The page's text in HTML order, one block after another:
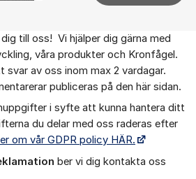
till oss! Vi hjälper dig gärna med
våra produkter och Kronfågel.
svar av oss inom max 2 vardagar.
publiceras på den här sidan.
i syfte att kunna hantera ditt
du delar med oss raderas efter
om vår GDPR policy HÄR.
ber vi dig kontakta oss